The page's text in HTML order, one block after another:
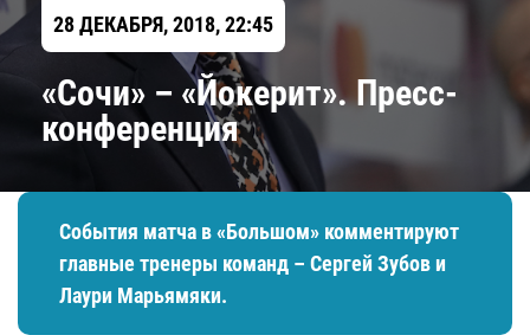
28 ДЕКАБРЯ, 2018, 22:45
«Сочи» – «Йокерит». Пресс-
конференция
События матча в «Большом» комментируют
главные тренеры команд – Сергей Зубов и
Лаури Марьямяки.